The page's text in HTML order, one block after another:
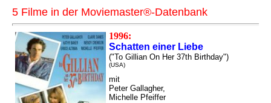
5 Filme in der Moviemaster®-Datenbank
1996:
Schatten einer Liebe
("To Gillian On Her 37th Birthday")
(USA)
mit
Peter Gallagher,
Michelle Pfeiffer